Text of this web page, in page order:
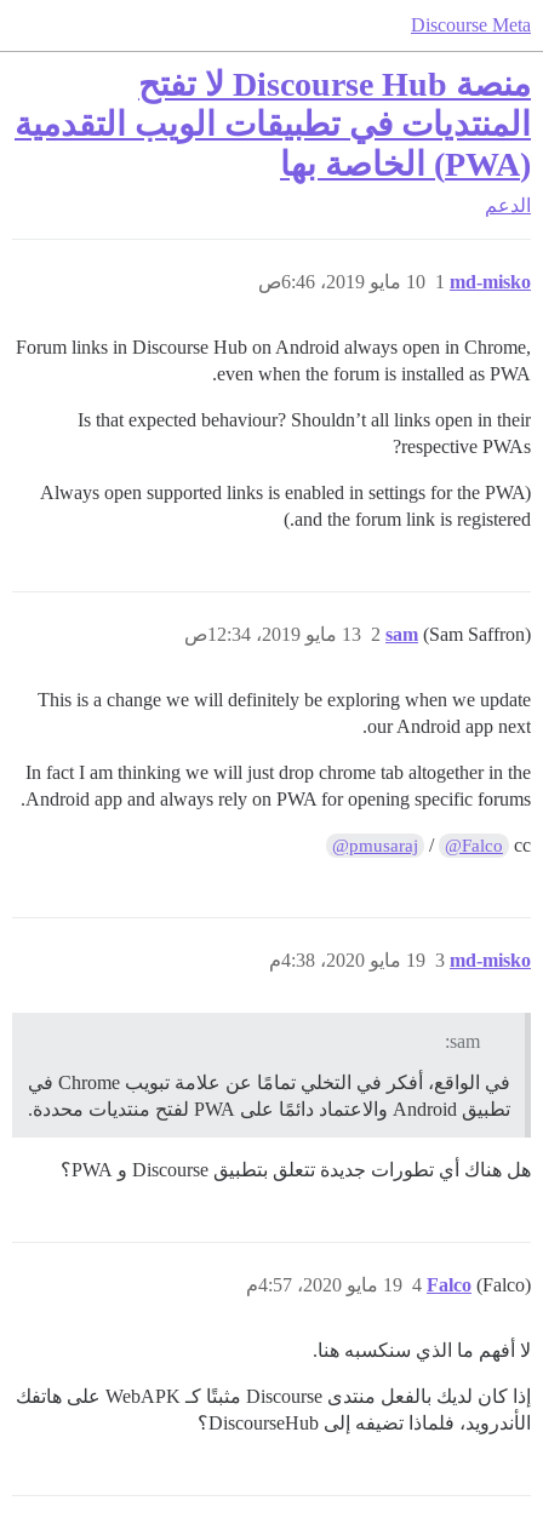
Discourse Meta
منصة Discourse Hub لا تفتح
المنتديات في تطبيقات الويب التقدمية
(PWA) الخاصة بها
الدعم
md-misko 10 مايو 2019، 6:46ص 1
Forum links in Discourse Hub on Android always open in Chrome,
even when the forum is installed as PWA.
Is that expected behaviour? Shouldn’t all links open in their
respective PWAs?
(Always open supported links is enabled in settings for the PWA
and the forum link is registered.)
sam (Sam Saffron) 13 مايو 2019، 12:34ص 2
This is a change we will definitely be exploring when we update
our Android app next.
In fact I am thinking we will just drop chrome tab altogether in the
Android app and always rely on PWA for opening specific forums.
cc
@Falco
/
@pmusaraj
md-misko 19 مايو 2020، 4:38م 3
sam:
في الواقع، أفكر في التخلي تمامًا عن علامة تبويب Chrome في
تطبيق Android والاعتماد دائمًا على PWA لفتح منتديات محددة.
هل هناك أي تطورات جديدة تتعلق بتطبيق Discourse و PWA؟
Falco (Falco) 19 مايو 2020، 4:57م 4
لا أفهم ما الذي سنكسبه هنا.
إذا كان لديك بالفعل منتدى Discourse مثبتًا كـ WebAPK على هاتفك
الأندرويد، فلماذا تضيفه إلى DiscourseHub؟